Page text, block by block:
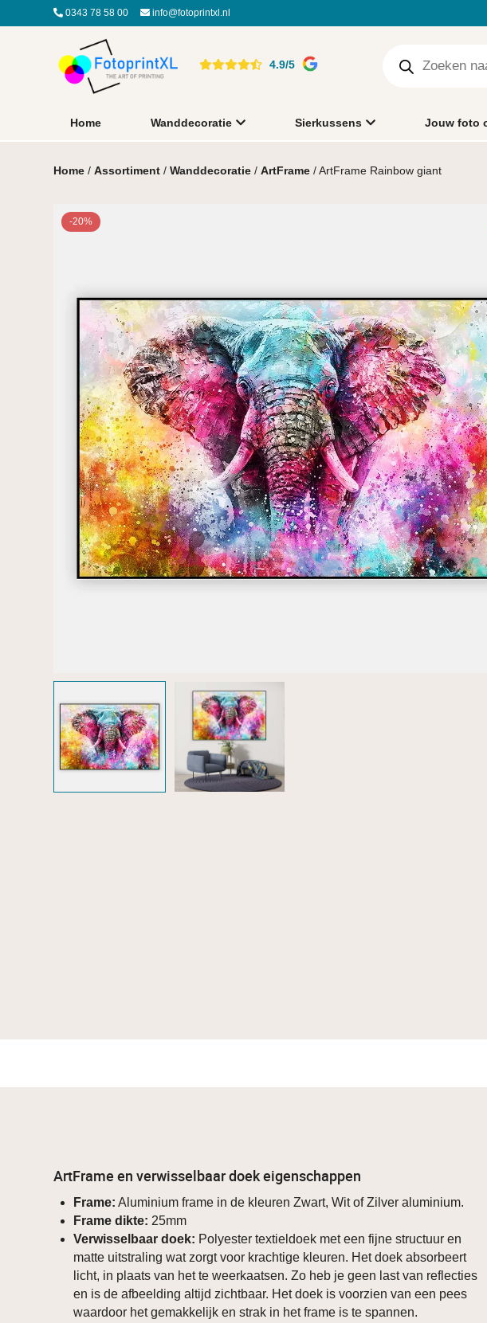
0343 78 58 00 info@fotoprintxl.nl
4.9/5
Home Wanddecoratie Sierkussens Jouw foto
Home /Assortiment /Wanddecoratie /ArtFrame / ArtFrame Rainbow giant
-20%
ArtFrame en verwisselbaar doek eigenschappen
Frame: Aluminium frame in de kleuren Zwart, Wit of Zilver aluminium.
Frame dikte: 25mm
Verwisselbaar doek: Polyester textieldoek met een fijne structuur en
matte uitstraling wat zorgt voor krachtige kleuren. Het doek absorbeert
licht, in plaats van het te weerkaatsen. Zo heb je geen last van reflecties
en is de afbeelding altijd zichtbaar. Het doek is voorzien van een pees
waardoor het gemakkelijk en strak in het frame is te spannen.